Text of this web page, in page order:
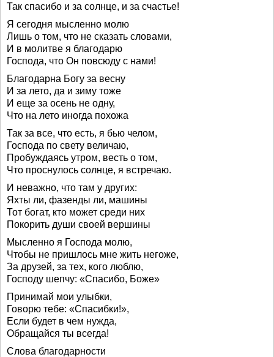
Так спасибо и за солнце, и за счастье!
Я сегодня мысленно молю
Лишь о том, что не сказать словами,
И в молитве я благодарю
Господа, что Он повсюду с нами!
Благодарна Богу за весну
И за лето, да и зиму тоже
И еще за осень не одну,
Что на лето иногда похожа
Так за все, что есть, я бью челом,
Господа по свету величаю,
Пробуждаясь утром, весть о том,
Что проснулось солнце, я встречаю.
И неважно, что там у других:
Яхты ли, фазенды ли, машины
Тот богат, кто может среди них
Покорить души своей вершины
Мысленно я Господа молю,
Чтобы не пришлось мне жить негоже,
За друзей, за тех, кого люблю,
Господу шепчу: «Спасибо, Боже»
Принимай мои улыбки,
Говорю тебе: «Спасибки!»,
Если будет в чем нужда,
Обращайся ты всегда!
Слова благодарности